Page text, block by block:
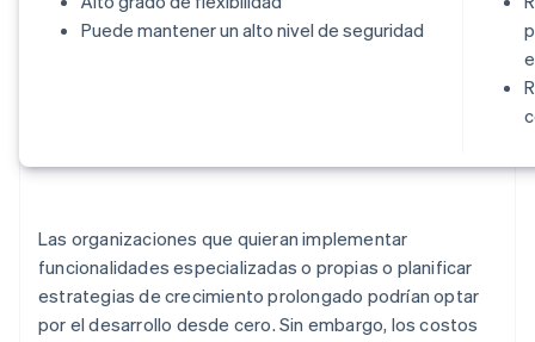
Puede mantener un alto nivel de seguridad
Las organizaciones que quieran implementar
funcionalidades especializadas o propias o planificar
estrategias de crecimiento prolongado podrían optar
por el desarrollo desde cero. Sin embargo, los costos